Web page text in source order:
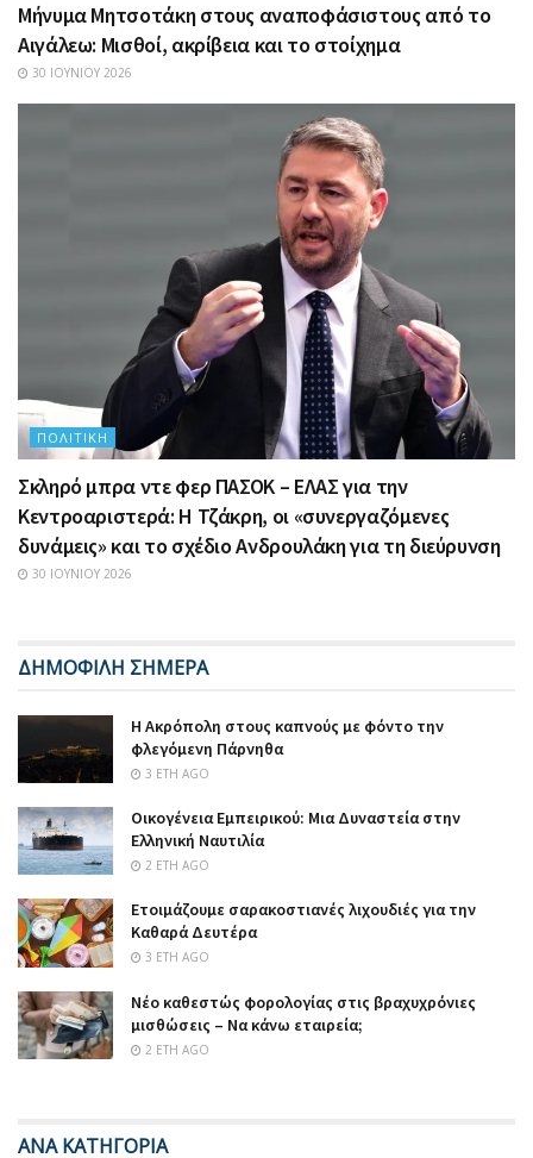
Μήνυμα Μητσοτάκη στους αναποφάσιστους από το
Αιγάλεω: Μισθοί, ακρίβεια και το στοίχημα
30 ΙΟΥΝΊΟΥ 2026
ΠΟΛΙΤΙΚΉ
Σκληρό μπρα ντε φερ ΠΑΣΟΚ – ΕΛΑΣ για την
Κεντροαριστερά: Η Τζάκρη, οι «συνεργαζόμενες
δυνάμεις» και το σχέδιο Ανδρουλάκη για τη διεύρυνση
30 ΙΟΥΝΊΟΥ 2026
ΔΗΜΟΦΙΛΗ ΣΗΜΕΡΑ
Η Ακρόπολη στους καπνούς με φόντο την
φλεγόμενη Πάρνηθα
3 ΈΤΗ AGO
Οικογένεια Εμπειρικού: Μια Δυναστεία στην
Ελληνική Ναυτιλία
2 ΈΤΗ AGO
Ετοιμάζουμε σαρακοστιανές λιχουδιές για την
Καθαρά Δευτέρα
3 ΈΤΗ AGO
Νέο καθεστώς φορολογίας στις βραχυχρόνιες
μισθώσεις – Να κάνω εταιρεία;
2 ΈΤΗ AGO
ΑΝΑ ΚΑΤΗΓΟΡΙΑ